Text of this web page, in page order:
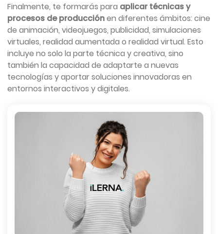
Finalmente, te formarás para aplicar técnicas y
procesos de producciónen diferentes ámbitos: cine
de animación, videojuegos, publicidad, simulaciones
virtuales, realidad aumentada o realidad virtual. Esto
incluye no solo la parte técnica y creativa, sino
también la capacidad de adaptarte a nuevas
tecnologías y aportar soluciones innovadoras en
entornos interactivos y digitales.